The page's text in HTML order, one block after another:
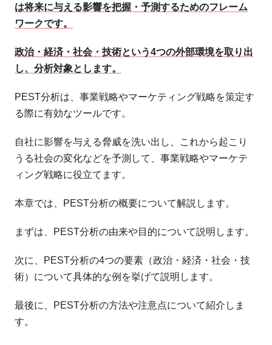
は将来に与える影響を把握・予測するためのフレーム
ワークです。
政治・経済・社会・技術という4つの外部環境を取り出
し、分析対象とします。
PEST分析は、事業戦略やマーケティング戦略を策定す
る際に有効なツールです。
自社に影響を与える脅威を洗い出し、これから起こり
うる社会の変化などを予測して、事業戦略やマーケテ
ィング戦略に役立てます。
本章では、PEST分析の概要について解説します。
まずは、PEST分析の由来や目的について説明します。
次に、PEST分析の4つの要素（政治・経済・社会・技
術）について具体的な例を挙げて説明します。
最後に、PEST分析の方法や注意点について紹介しま
す。